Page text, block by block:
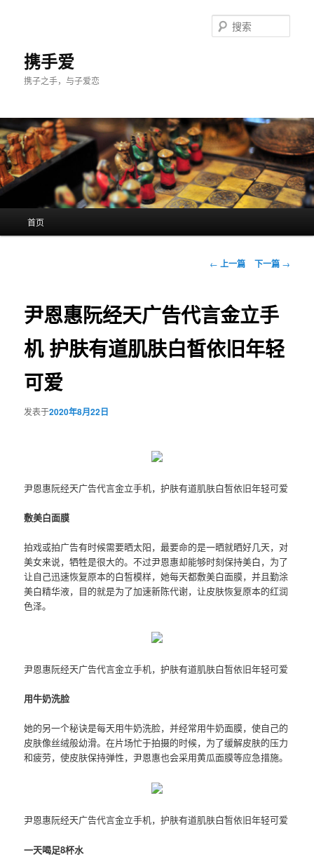
携手爱
携子之手，与子爱恋
索
首页
文
航
← 上一篇 下一篇 →
尹恩惠阮经天广告代言金立手
机 护肤有道肌肤白皙依旧年轻
可爱
发表于2020年8月22日
尹恩惠阮经天广告代言金立手机，护肤有道肌肤白皙依旧年轻可爱
敷美白面膜
拍戏或拍广告有时候需要晒太阳，最要命的是一晒就晒好几天，对
美女来说，牺牲是很大的。不过尹恩惠却能够时刻保持美白，为了
让自己迅速恢复原本的白皙模样，她每天都敷美白面膜，并且勤涂
美白精华液，目的就是为了加速新陈代谢，让皮肤恢复原本的红润
色泽。
尹恩惠阮经天广告代言金立手机，护肤有道肌肤白皙依旧年轻可爱
用牛奶洗脸
她的另一个秘诀是每天用牛奶洗脸，并经常用牛奶面膜，使自己的
皮肤像丝绒般幼滑。在片场忙于拍摄的时候，为了缓解皮肤的压力
和疲劳，使皮肤保持弹性，尹恩惠也会采用黄瓜面膜等应急措施。
尹恩惠阮经天广告代言金立手机，护肤有道肌肤白皙依旧年轻可爱
一天喝足8杯水